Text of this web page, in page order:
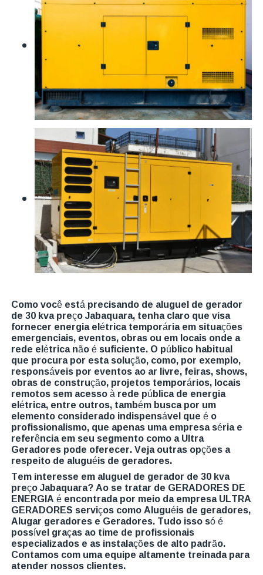
Como você está precisando de aluguel de gerador
de 30 kva preço Jabaquara, tenha claro que visa
fornecer energia elétrica temporária em situações
emergenciais, eventos, obras ou em locais onde a
rede elétrica não é suficiente. O público habitual
que procura por esta solução, como, por exemplo,
responsáveis por eventos ao ar livre, feiras, shows,
obras de construção, projetos temporários, locais
remotos sem acesso à rede pública de energia
elétrica, entre outros, também busca por um
elemento considerado indispensável que é o
profissionalismo, que apenas uma empresa séria e
referência em seu segmento como a Ultra
Geradores pode oferecer. Veja outras opções a
respeito de aluguéis de geradores.
Tem interesse em aluguel de gerador de 30 kva
preço Jabaquara? Ao se tratar de GERADORES DE
ENERGIA é encontrada por meio da empresa ULTRA
GERADORES serviços como Aluguéis de geradores,
Alugar geradores e Geradores. Tudo isso só é
possível graças ao time de profissionais
especializados e as instalações de alto padrão.
Contamos com uma equipe altamente treinada para
atender nossos clientes.